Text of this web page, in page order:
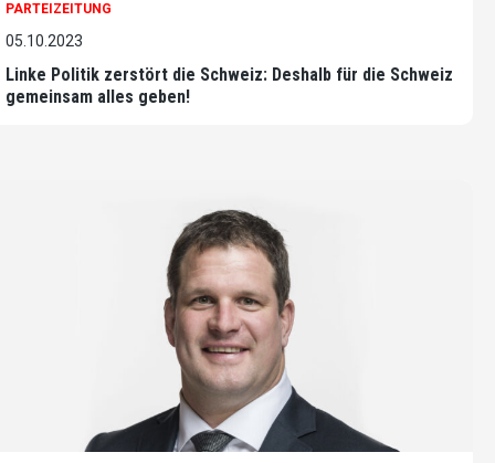
PARTEIZEITUNG
05.10.2023
Linke Politik zerstört die Schweiz: Deshalb für die Schweiz
gemeinsam alles geben!